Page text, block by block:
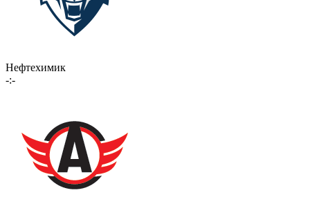
Нефтехимик
-:-